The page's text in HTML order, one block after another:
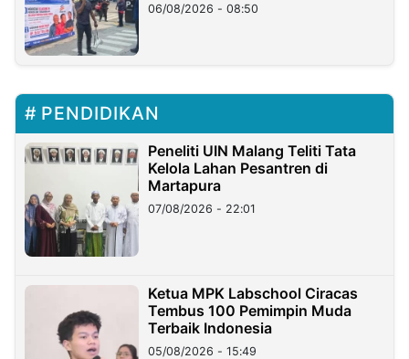
06/08/2026 - 08:50
PENDIDIKAN
Peneliti UIN Malang Teliti Tata
Kelola Lahan Pesantren di
Martapura
07/08/2026 - 22:01
Ketua MPK Labschool Ciracas
Tembus 100 Pemimpin Muda
Terbaik Indonesia
05/08/2026 - 15:49